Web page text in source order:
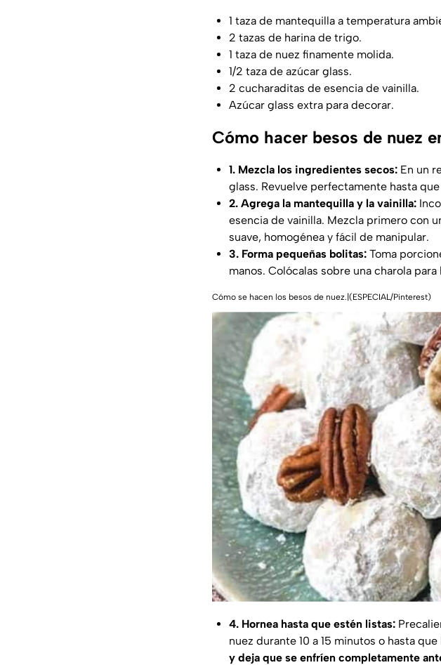
1 taza de mantequilla a temperatura
2 tazas de harina de trigo.
1 taza de nuez finamente molida.
1/2 taza de azúcar glass.
2 cucharaditas de esencia de vainilla.
Azúcar glass extra para decorar.
Cómo hacer besos de nuez
1. Mezcla los ingredientes secos: En un
glass. Revuelve perfectamente hasta
2. Agrega la mantequilla y la vainilla:
esencia de vainilla. Mezcla primero con
suave, homogénea y fácil de manipular.
3. Forma pequeñas bolitas: Toma
manos. Colócalas sobre una charola
Cómo se hacen los besos de nuez.|(ESPECIAL/Pinterest)
4. Hornea hasta que estén listas:
nuez durante 10 a 15 minutos o hasta
y deja que se enfríen completamente